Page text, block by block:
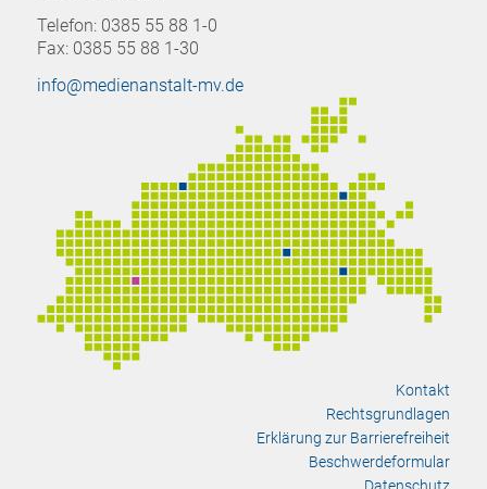
Telefon: 0385 55 88 1-0
Fax: 0385 55 88 1-30
info@medienanstalt-mv.de
Kontakt
Rechtsgrundlagen
Erklärung zur Barrierefreiheit
Beschwerdeformular
Datenschutz